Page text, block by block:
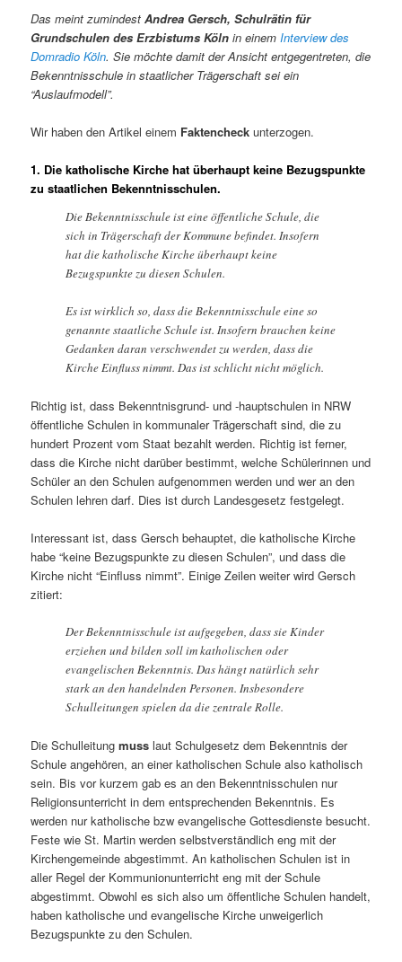
Das meint zumindestAndrea Gersch, Schulrätin für
Grundschulen des Erzbistums Köln in einem Interview des
Domradio Köln. Sie möchte damit der Ansicht entgegentreten, die
Bekenntnisschule in staatlicher Trägerschaft sei ein
“Auslaufmodell”.
Wir haben den Artikel einem Faktencheckunterzogen.
1. Die katholische Kirche hat überhaupt keine Bezugspunkte
zu staatlichen Bekenntnisschulen.
Die Bekenntnisschule ist eine öffentliche Schule, die
sich in Trägerschaft der Kommune befindet. Insofern
hat die katholische Kirche überhaupt keine
Bezugspunkte zu diesen Schulen.
Es ist wirklich so, dass die Bekenntnisschule eine so
genannte staatliche Schule ist. Insofern brauchen keine
Gedanken daran verschwendet zu werden, dass die
Kirche Einfluss nimmt. Das ist schlicht nicht möglich.
Richtig ist, dass Bekenntnisgrund- und -hauptschulen in NRW
öffentliche Schulen in kommunaler Trägerschaft sind, die zu
hundert Prozent vom Staat bezahlt werden. Richtig ist ferner,
dass die Kirche nicht darüber bestimmt, welche Schülerinnen und
Schüler an den Schulen aufgenommen werden und wer an den
Schulen lehren darf. Dies ist durch Landesgesetz festgelegt.
Interessant ist, dass Gersch behauptet, die katholische Kirche
habe “keine Bezugspunkte zu diesen Schulen”, und dass die
Kirche nicht “Einfluss nimmt”. Einige Zeilen weiter wird Gersch
zitiert:
Der Bekenntnisschule ist aufgegeben, dass sie Kinder
erziehen und bilden soll im katholischen oder
evangelischen Bekenntnis. Das hängt natürlich sehr
stark an den handelnden Personen. Insbesondere
Schulleitungen spielen da die zentrale Rolle.
Die Schulleitungmuss laut Schulgesetz dem Bekenntnis der
Schule angehören, an einer katholischen Schule also katholisch
sein. Bis vor kurzem gab es an den Bekenntnisschulen nur
Religionsunterricht in dem entsprechenden Bekenntnis. Es
werden nur katholische bzw evangelische Gottesdienste besucht.
Feste wie St. Martin werden selbstverständlich eng mit der
Kirchengemeinde abgestimmt. An katholischen Schulen ist in
aller Regel der Kommunionunterricht eng mit der Schule
abgestimmt. Obwohl es sich also um öffentliche Schulen handelt,
haben katholische und evangelische Kirche unweigerlich
Bezugspunkte zu den Schulen.